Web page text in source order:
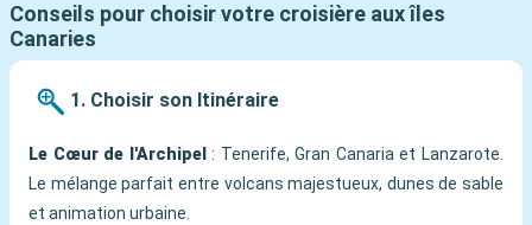
Conseils pour choisir votre croisière aux îles
Canaries
1. Choisir son Itinéraire
Le Cœur de l'Archipel : Tenerife, Gran Canaria et Lanzarote.
Le mélange parfait entre volcans majestueux, dunes de sable
et animation urbaine.